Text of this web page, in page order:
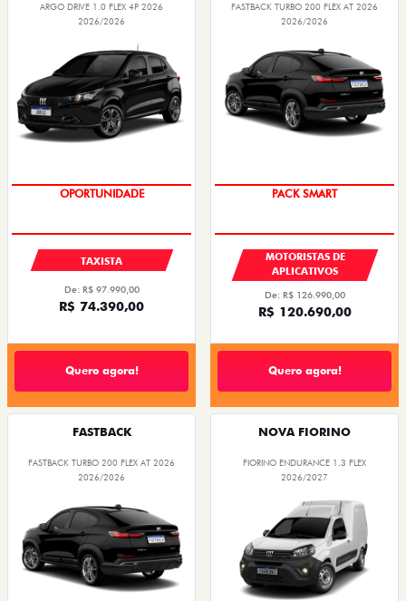
ARGO DRIVE 1.0 FLEX 4P 2026
2026/2026
OPORTUNIDADE
TAXISTA
De: R$ 97.990,00
R$ 74.390,00
Quero agora!
FASTBACK TURBO 200 FLEX AT 2026
2026/2026
PACK SMART
MOTORISTAS DE
APLICATIVOS
De: R$ 126.990,00
R$ 120.690,00
Quero agora!
FASTBACK
FASTBACK TURBO 200 FLEX AT 2026
2026/2026
NOVA FIORINO
FIORINO ENDURANCE 1.3 FLEX
2026/2027